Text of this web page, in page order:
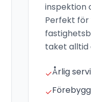
inspektion
Perfekt
taket alltid
✓Årlig
✓